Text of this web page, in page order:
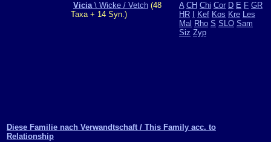
Vicia\ Wicke / Vetch (48
Taxa + 14 Syn.)
A CH Chi Cor D E F GR
HR
Kef Kos Kre Les
Mal Rho S SLO Sam
Siz Zyp
Diese Familie nach Verwandtschaft / This Family acc. to
Relationship